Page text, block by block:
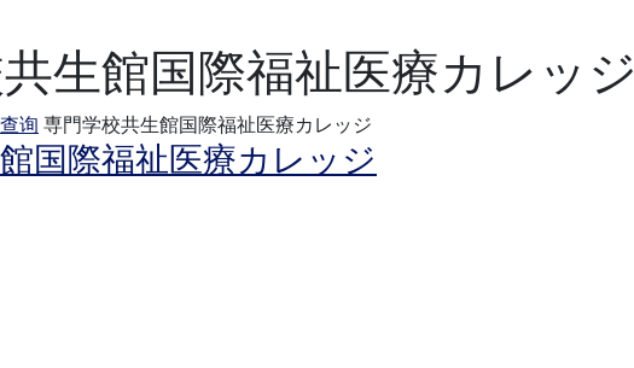
生館国際福祉医療カレッジ
询 専門学校共生館国際福祉医療カレッジ
国際福祉医療カレッジ